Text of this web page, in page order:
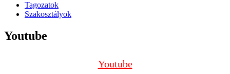
Tagozatok
Szakosztályok
Youtube
Youtube